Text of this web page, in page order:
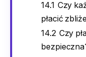
14.1 Czy
płacić
14.2 Czy